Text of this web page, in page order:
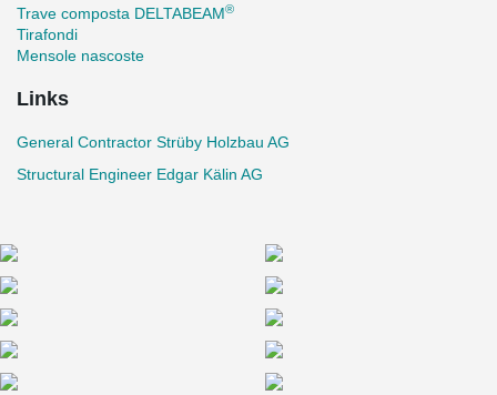
Trave composta DELTABEAM®
Tirafondi
Mensole nascoste
Links
General Contractor Strüby Holzbau AG
Structural Engineer Edgar Kälin AG